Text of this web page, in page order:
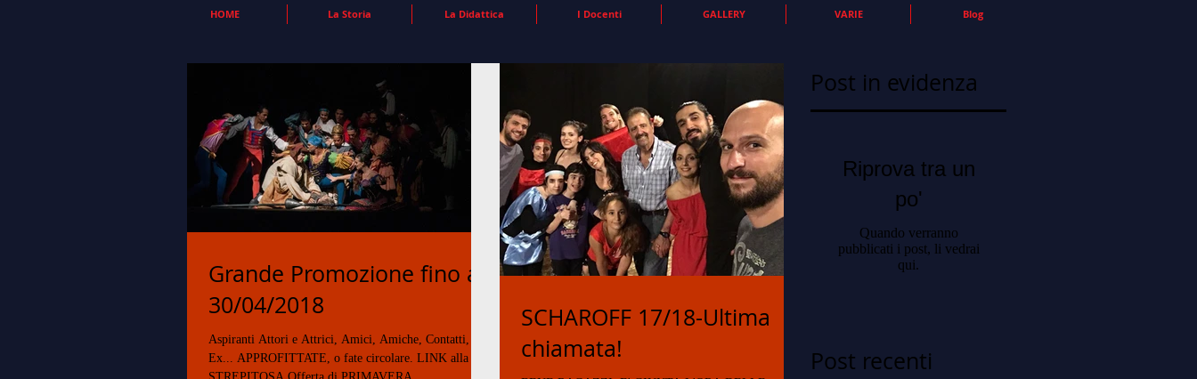
HOME La Storia La Didattica I Docenti GALLERY VARIE Blog
Grande Promozione fino a
30/04/2018
Aspiranti Attori e Attrici, Amici, Amiche, Contatti,
Ex... APPROFITTATE, o fate circolare. LINK alla
SCHAROFF 17/18-Ultima
chiamata!
Post in evidenza
Riprova tra un
po'
Quando verranno
pubblicati i post, li vedrai
qui.
Post recenti